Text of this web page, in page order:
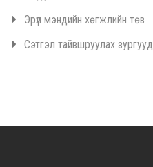
Эрүүл мэндийн хөгжлийн төв
Сэтгэл тайвшруулах зургууд